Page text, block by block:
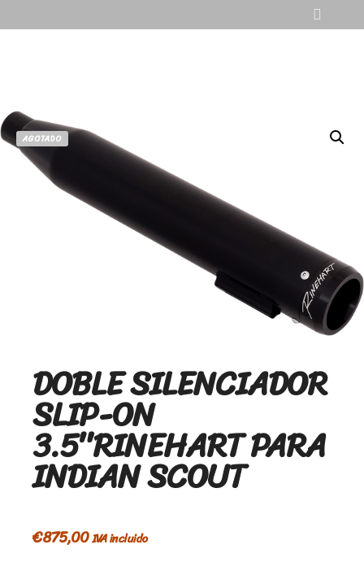
AGOTADO
DOBLE SILENCIADOR
SLIP-ON
3.5″RINEHART PARA
INDIAN SCOUT
€875,00IVA incluido